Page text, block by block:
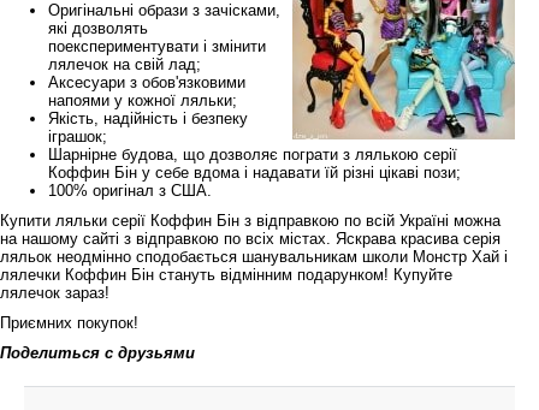
Оригінальні образи з зачісками,
які дозволять
поекспериментувати і змінити
лялечок на свій лад;
Аксесуари з обов'язковими
напоями у кожної ляльки;
Якість, надійність і безпеку
іграшок;
Шарнірне будова, що дозволяє пограти з лялькою серії
Коффин Бін у себе вдома і надавати їй різні цікаві пози;
100% оригінал з США.
Купити ляльки серії Коффин Бін з відправкою по всій Україні можна
на нашому сайті з відправкою по всіх містах. Яскрава красива серія
ляльок неодмінно сподобається шанувальникам школи Монстр Хай і
лялечки Коффин Бін стануть відмінним подарунком! Купуйте
лялечок зараз!
Приємних покупок!
Поделиться с друзьями